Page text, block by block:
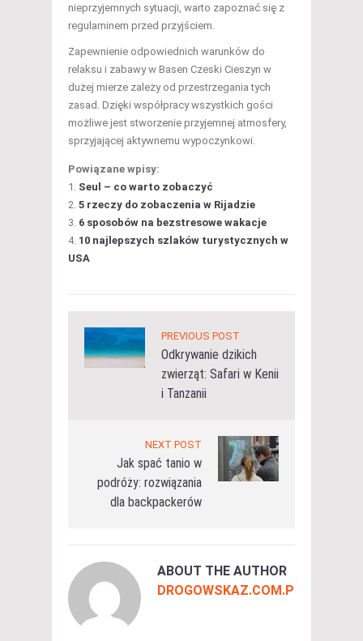
nieprzyjemnych sytuacji, warto zapoznać się z
regulaminem przed przyjściem.
Zapewnienie odpowiednich warunków do
relaksu i zabawy w Basen Czeski Cieszyn w
dużej mierze zależy od przestrzegania tych
zasad. Dzięki współpracy wszystkich gości
możliwe jest stworzenie przyjemnej atmosfery,
sprzyjającej aktywnemu wypoczynkowi.
Powiązane wpisy:
Seul – co warto zobaczyć
5 rzeczy do zobaczenia w Rijadzie
6 sposobów na bezstresowe wakacje
10 najlepszych szlaków turystycznych w
USA
PREVIOUS POST
Odkrywanie dzikich
zwierząt: Safari w Kenii
i Tanzanii
NEXT POST
Jak spać tanio w
podróży: rozwiązania
dla backpackerów
ABOUT THE AUTHOR
DROGOWSKAZ.COM.PL